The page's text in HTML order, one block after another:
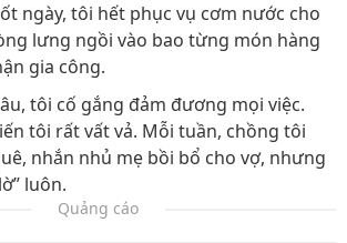
ngày, tôi hết phục vụ cơm nước cho
lưng ngồi vào bao từng món hàng
gia công.
tôi cố gắng đảm đương mọi việc.
tôi rất vất vả. Mỗi tuần, chồng tôi
nhắn nhủ mẹ bồi bổ cho vợ, nhưng
luôn.
Quảng cáo